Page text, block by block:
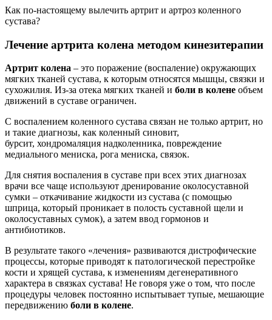
Как по-настоящему вылечить артрит и артроз коленного
сустава?
Лечение артрита колена методом кинезитерапии
Артрит колена – это поражение (воспаление) окружающих
мягких тканей сустава, к которым относятся мышцы, связки и
сухожилия. Из-за отека мягких тканей и боли в колене объем
движений в суставе ограничен.
С воспалением коленного сустава связан не только артрит, но
и такие диагнозы, как коленный синовит,
бурсит, хондромаляция надколенника, повреждение
медиального мениска, рога мениска, связок.
Для снятия воспаления в суставе при всех этих диагнозах
врачи все чаще используют дренирование околосуставной
сумки – откачивание жидкости из сустава (с помощью
шприца, который проникает в полость суставной щели и
околосуставных сумок), а затем ввод гормонов и
антибиотиков.
В результате такого «лечения» развиваются дистрофические
процессы, которые приводят к патологической перестройке
кости и хрящей сустава, к изменениям дегенеративного
характера в связках сустава! Не говоря уже о том, что после
процедуры человек постоянно испытывает тупые, мешающие
передвижению боли в колене.